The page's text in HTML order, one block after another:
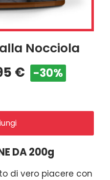
Nocciola
€ -30%
DA 200g
di vero piacere con